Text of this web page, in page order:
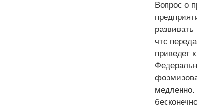
Вопрос о
что
приведет
медленно.